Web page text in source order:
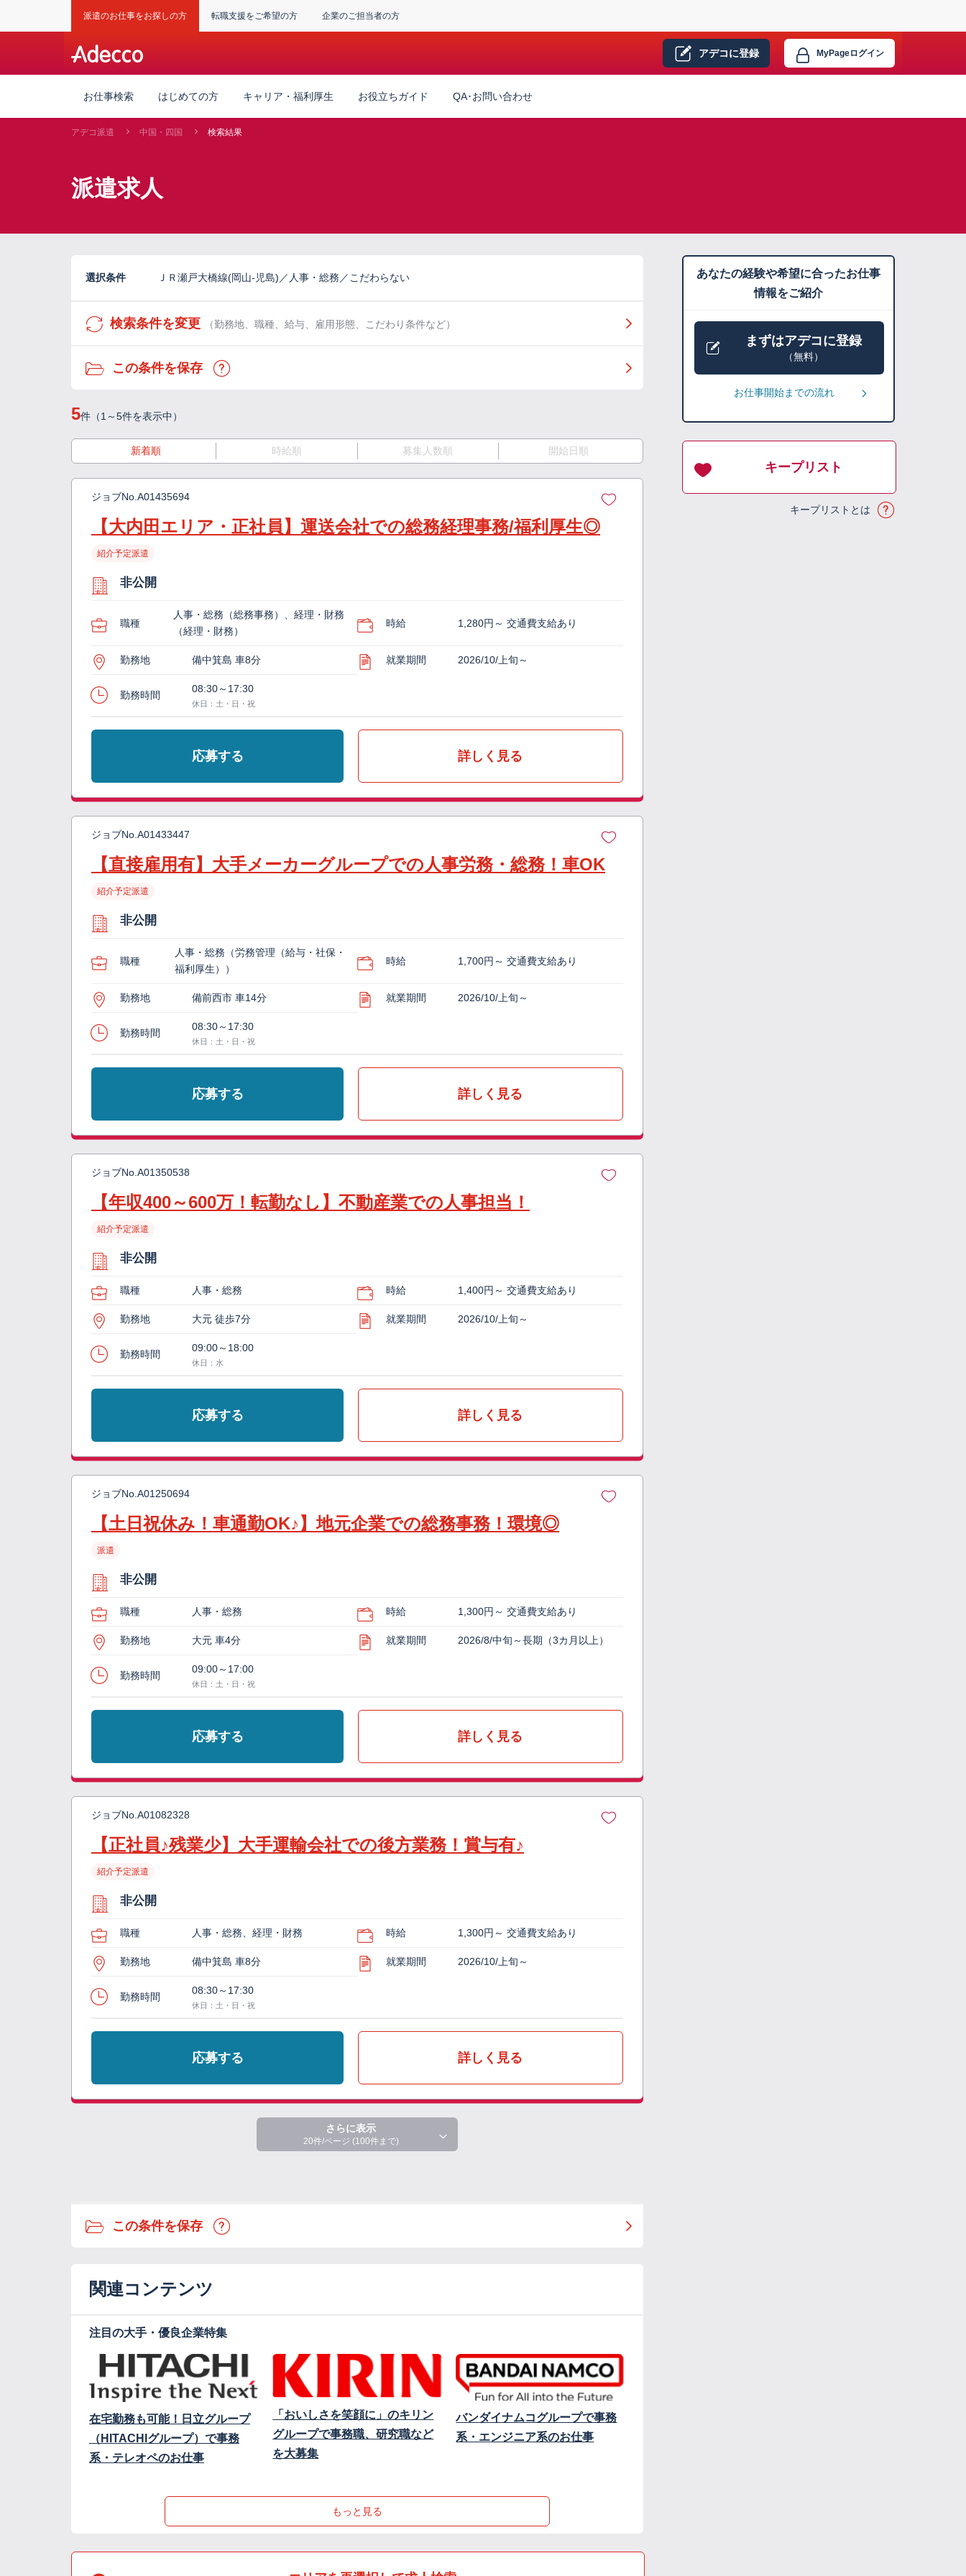
派遣のお仕事をお探しの方 転職支援をご希望の方 企業のご担当者の方
アデコに登録 MyPageログイン
お仕事検索 はじめての方 キャリア・福利厚生 お役立ちガイド QA･お問い合わせ
アデコ派遣 中国・四国 検索結果
派遣求人
選択条件 ＪＲ瀬戸大橋線(岡山-児島)／人事・総務／こだわらない
検索条件を変更 （勤務地、職種、給与、雇用形態、こだわり条件など）
この条件を保存
5件（1～5件を表示中）
新着順 時給順 募集人数順 開始日順
ジョブNo. A01435694
【大内田エリア・正社員】運送会社での総務経理事務/福利厚生◎
紹介予定派遣
非公開
職種
人事・総務（総務事務）、経理・財務
（経理・財務）
時給 1,280円～ 交通費支給あり
勤務地 備中箕島 車8分 就業期間 2026/10/上旬～
勤務時間
08:30～17:30
休日：土・日・祝
応募する 詳しく見る
ジョブNo. A01433447
【直接雇用有】大手メーカーグループでの人事労務・総務！車OK
紹介予定派遣
非公開
職種
人事・総務（労務管理（給与・社保・
福利厚生））
時給 1,700円～ 交通費支給あり
勤務地 備前西市 車14分 就業期間 2026/10/上旬～
勤務時間
08:30～17:30
休日：土・日・祝
応募する 詳しく見る
ジョブNo. A01350538
【年収400～600万！転勤なし】不動産業での人事担当！
紹介予定派遣
非公開
職種 人事・総務 時給 1,400円～ 交通費支給あり
勤務地 大元 徒歩7分 就業期間 2026/10/上旬～
勤務時間
09:00～18:00
休日：水
応募する 詳しく見る
ジョブNo. A01250694
【土日祝休み！車通勤OK♪】地元企業での総務事務！環境◎
派遣
非公開
職種 人事・総務 時給 1,300円～ 交通費支給あり
勤務地 大元 車4分 就業期間 2026/8/中旬～長期（3カ月以上）
勤務時間
09:00～17:00
休日：土・日・祝
応募する 詳しく見る
ジョブNo. A01082328
【正社員♪残業少】大手運輸会社での後方業務！賞与有♪
紹介予定派遣
非公開
職種 人事・総務、経理・財務 時給 1,300円～ 交通費支給あり
勤務地 備中箕島 車8分 就業期間 2026/10/上旬～
勤務時間
08:30～17:30
休日：土・日・祝
応募する 詳しく見る
さらに表示
20件/ページ (100件まで)
この条件を保存
関連コンテンツ
注目の大手・優良企業特集
在宅勤務も可能！日立グループ
（HITACHIグループ）で事務
系・テレオペのお仕事
「おいしさを笑顔に」のキリン
グループで事務職、研究職など
を大募集
バンダイナムコグループで事務
系・エンジニア系のお仕事
もっと見る
あなたの経験や希望に合ったお仕事
情報をご紹介
まずはアデコに登録
（無料）
お仕事開始までの流れ
キープリスト
キープリストとは